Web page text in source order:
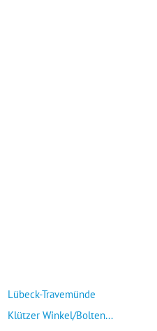
Lübeck-Travemünde
Klützer Winkel/Bolten...